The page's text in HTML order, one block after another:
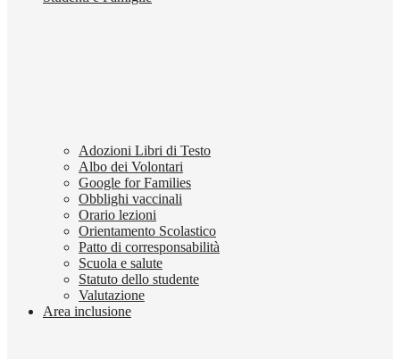
Adozioni Libri di Testo
Albo dei Volontari
Google for Families
Obblighi vaccinali
Orario lezioni
Orientamento Scolastico
Patto di corresponsabilità
Scuola e salute
Statuto dello studente
Valutazione
Area inclusione